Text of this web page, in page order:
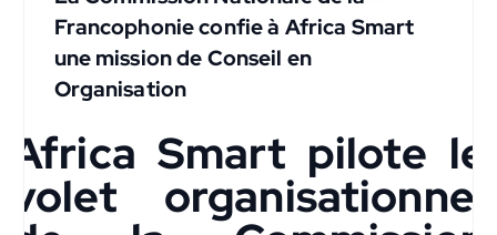
Francophonie confie à Africa Smart
une mission de Conseil en
Organisation
Africa Smart pilote le
volet organisationnel